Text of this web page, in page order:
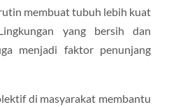
membuat tubuh lebih kuat
yang bersih dan
menjadi faktor penunjang
di masyarakat membantu